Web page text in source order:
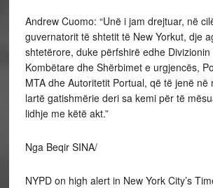
Andrew Cuomo: “Unë i jam drejtuar, në
guvernatorit të shtetit të New Yorkut, dje
shtetërore, duke përfshirë edhe
Kombëtare dhe Shërbimet e urgjencës,
MTA dhe Autoritetit Portual, që të jenë në
lartë gatishmërie deri sa kemi për të
lidhje me këtë akt.”
Nga Beqir SINA/
NYPD on high alert in New York City’s